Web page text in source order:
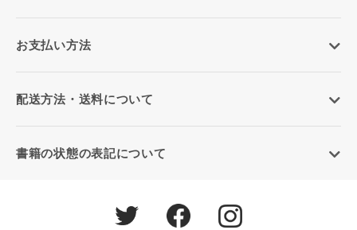
お支払い方法
配送方法・送料について
書籍の状態の表記について